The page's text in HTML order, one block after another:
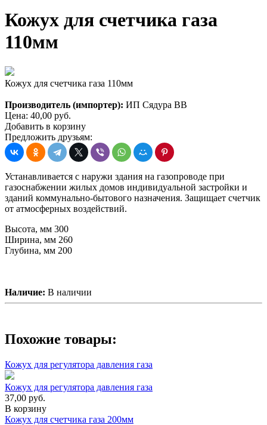
Кожух для счетчика газа
110мм
Кожух для счетчика газа 110мм
Производитель (импортер): ИП Сядура ВВ
Цена: 40,00 руб.
Добавить в корзину
Предложить друзьям:
Устанавливается с наружи здания на газопроводе при
газоснабжении жилых домов индивидуальной застройки и
зданий коммунально-бытового назначения. Защищает счетчик
от атмосферных воздействий.
Высота, мм 300
Ширина, мм 260
Глубина, мм 200
Наличие: В наличии
Похожие товары:
Кожух для регулятора давления газа
Кожух для регулятора давления газа
37,00 руб.
В корзину
Кожух для счетчика газа 200мм